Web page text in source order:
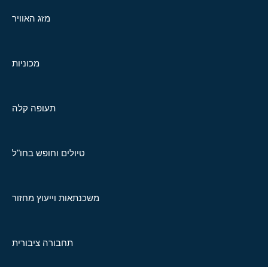
מזג האוויר
מכוניות
תעופה קלה
טיולים וחופש בחו"ל
משכנתאות וייעוץ מחזור
תחבורה ציבורית